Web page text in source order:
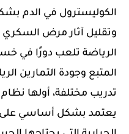
الكوليسترول في الدم
وتقليل آثار مرض
الرياضة تلعب دورًا في
المتبع وجودة التمارين
تدريب مختلفة، أولها
يعتمد بشكل أساسي